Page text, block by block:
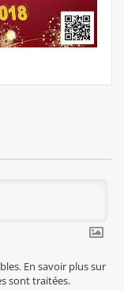
En savoir plus sur
sont traitées.